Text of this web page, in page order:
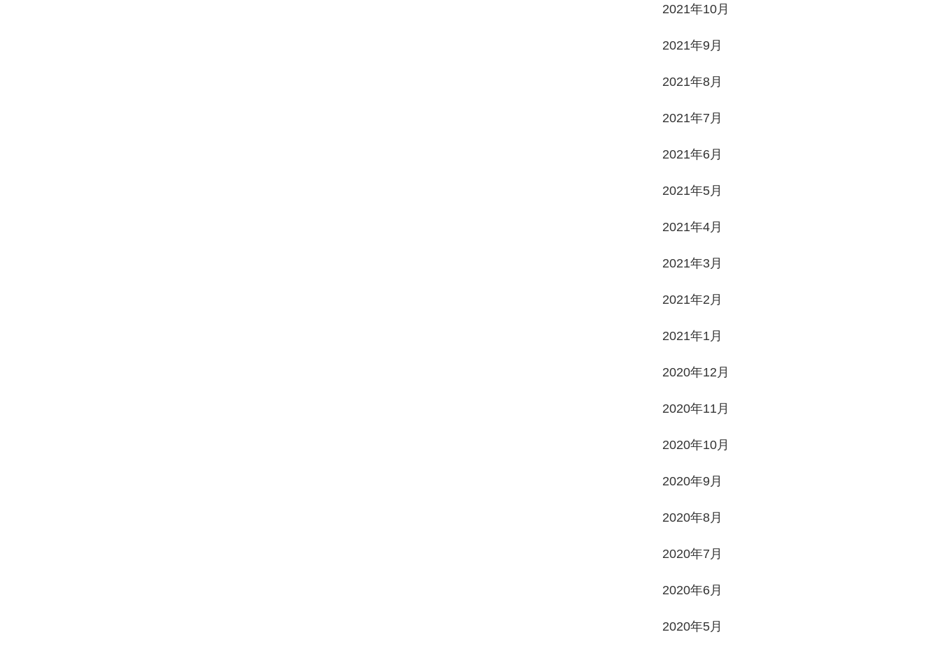
2021年10月
2021年9月
2021年8月
2021年7月
2021年6月
2021年5月
2021年4月
2021年3月
2021年2月
2021年1月
2020年12月
2020年11月
2020年10月
2020年9月
2020年8月
2020年7月
2020年6月
2020年5月